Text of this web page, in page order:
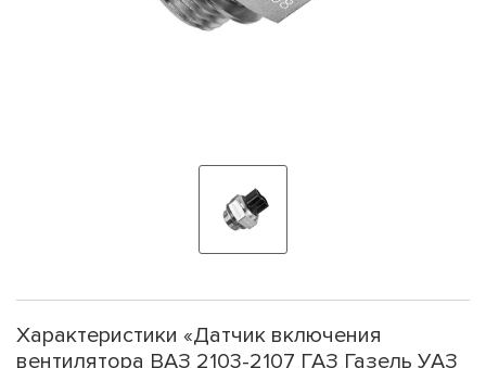
Характеристики «Датчик включения
вентилятора ВАЗ 2103-2107 ГАЗ Газель УАЗ